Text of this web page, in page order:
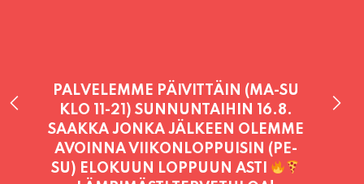
PALVELEMME PÄIVITTÄIN (MA-SU
KLO 11-21) SUNNUNTAIHIN 16.8.
SAAKKA JONKA JÄLKEEN OLEMME
AVOINNA VIIKONLOPPUISIN (PE-
SU) ELOKUUN LOPPUUN ASTI